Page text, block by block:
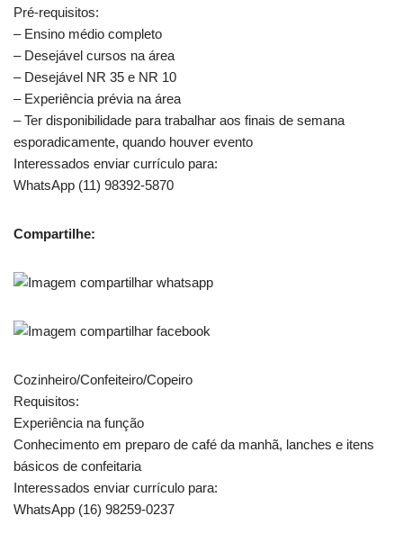
Pré-requisitos:
– Ensino médio completo
– Desejável cursos na área
– Desejável NR 35 e NR 10
– Experiência prévia na área
– Ter disponibilidade para trabalhar aos finais de semana
esporadicamente, quando houver evento
Interessados enviar currículo para:
WhatsApp (11) 98392-5870
Compartilhe:
Cozinheiro/Confeiteiro/Copeiro
Requisitos:
Experiência na função
Conhecimento em preparo de café da manhã, lanches e itens
básicos de confeitaria
Interessados enviar currículo para:
WhatsApp (16) 98259-0237